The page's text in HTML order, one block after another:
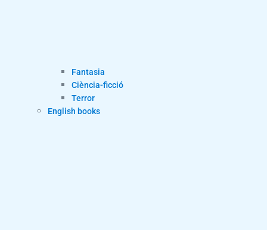
Fantasia
Ciència-ficció
Terror
English books